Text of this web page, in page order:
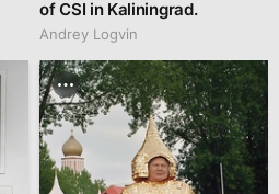
of CSI in Kaliningrad.
Andrey Logvin